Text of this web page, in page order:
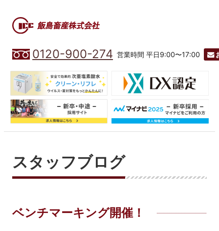
0120-900-274 営業時間 平日9:00〜17:00
スタッフブログ
ベンチマーキング開催！